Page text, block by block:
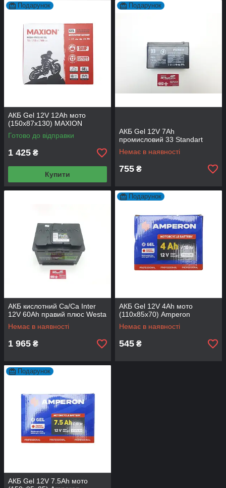
Подарунок
АКБ Gel 12V 12Аh мото
(150x87x130) MAXION
Готово до відправки
1 425 ₴
Купити
Подарунок
АКБ Gel 12V 7Аh
промисловий 33 Standart
Немає в наявності
755 ₴
АКБ кислотний Сa/Ca Inter
12V 60Аh правий плюс Westa
Немає в наявності
1 965 ₴
Подарунок
АКБ Gel 12V 4Аh мото
(110x85x70) Amperon
Немає в наявності
545 ₴
Подарунок
АКБ Gel 12V 7.5Аh мото